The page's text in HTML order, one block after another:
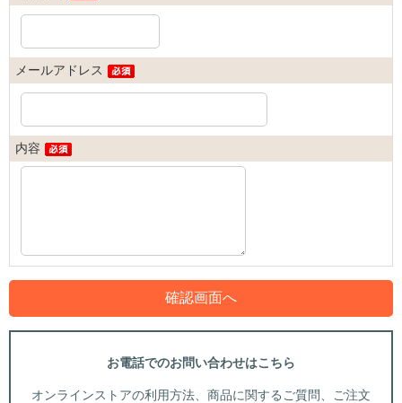
メールアドレス
内容
お電話でのお問い合わせはこちら
オンラインストアの利用方法、商品に関するご質問、ご注文